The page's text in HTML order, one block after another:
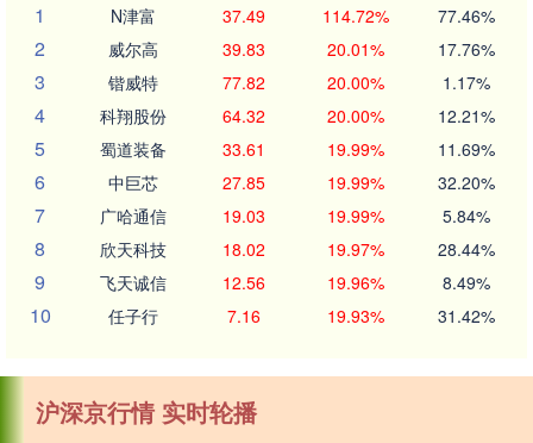
1
N津富 37.49 114.72% 77.46%
2 威尔高 39.83 20.01% 17.76%
3 锴威特 77.82 20.00% 1.17%
4 科翔股份 64.32 20.00% 12.21%
5 蜀道装备 33.61 19.99% 11.69%
6 中巨芯 27.85 19.99% 32.20%
7 广哈通信 19.03 19.99% 5.84%
8 欣天科技 18.02 19.97% 28.44%
9 飞天诚信 12.56 19.96% 8.49%
10 任子行 7.16 19.93% 31.42%
沪深京行情 实时轮播